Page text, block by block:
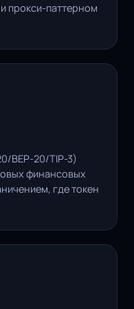
прокси-паттерном
BEP-20/TIP-3)
финансовых
где токен